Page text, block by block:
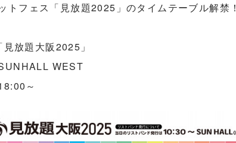
トフェス「見放題2025」のタイムテーブル解禁！
放題⼤阪2025」
WEST
～